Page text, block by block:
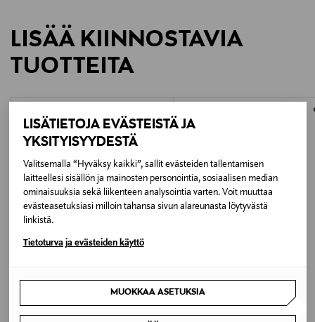
LISÄTIETOJA EVÄSTEISTÄ JA
YKSITYISYYDESTÄ
Valitsemalla “Hyväksy kaikki”, sallit evästeiden tallentamisen
laitteellesi sisällön ja mainosten personointia, sosiaalisen median
ominaisuuksia sekä liikenteen analysointia varten. Voit muuttaa
evästeasetuksiasi milloin tahansa sivun alareunasta löytyvästä
linkistä.
Tietoturva ja evästeiden käyttö
MUOKKAA ASETUKSIA
LISÄÄ KIINNOSTAVIA
TUOTTEITA
Original Price
48,00 €
Bijou helmikorvakorut
Discounted Price
79,00 € Original Price
119,00 €